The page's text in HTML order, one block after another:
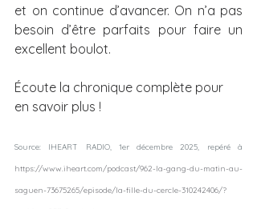
et on continue d’avancer. On n’a pas
besoin d’être parfaits pour faire un
excellent boulot.
Écoute la chronique complète pour
en savoir plus !
Source: IHEART RADIO, 1er décembre 2025, re
https://www.iheart.com/podcast/962-la-gang-du-matin-au-
saguen-73675265/episode/la-fille-du-cercle-310242406/?